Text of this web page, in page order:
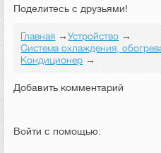
Поделитесь с друзьями!
Главная →Устройство →
Система охлаждения,
Кондиционер →
Добавить комментарий
Войти с помощью: